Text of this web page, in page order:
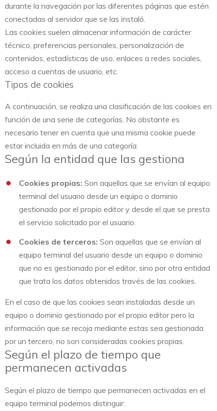
durante la navegación por las diferentes páginas que estén
conectadas al servidor que se las instaló.
Las cookies suelen almacenar información de carácter
técnico, preferencias personales, personalización de
contenidos, estadísticas de uso, enlaces a redes sociales,
acceso a cuentas de usuario, etc.
Tipos de cookies
A continuación, se realiza una clasificación de las cookies en
función de una serie de categorías. No obstante es
necesario tener en cuenta que una misma cookie puede
estar incluida en más de una categoría.
Según la entidad que las gestiona
Cookies propias: Son aquellas que se envían al equipo
terminal del usuario desde un equipo o dominio
gestionado por el propio editor y desde el que se presta
el servicio solicitado por el usuario.
Cookies de terceros: Son aquellas que se envían al
equipo terminal del usuario desde un equipo o dominio
que no es gestionado por el editor, sino por otra entidad
que trata los datos obtenidos través de las cookies.
En el caso de que las cookies sean instaladas desde un
equipo o dominio gestionado por el propio editor pero la
información que se recoja mediante estas sea gestionada
por un tercero, no son consideradas cookies propias.
Según el plazo de tiempo que
permanecen activadas
Según el plazo de tiempo que permanecen activadas en el
equipo terminal podemos distinguir: